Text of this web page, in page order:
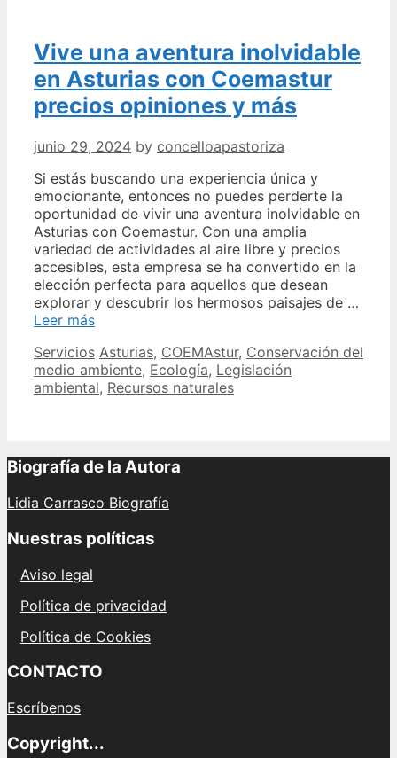
Vive una aventura inolvidable
en Asturias con Coemastur
precios opiniones y más
junio 29, 2024 by concelloapastoriza
Si estás buscando una experiencia única y
emocionante, entonces no puedes perderte la
oportunidad de vivir una aventura inolvidable en
Asturias con Coemastur. Con una amplia
variedad de actividades al aire libre y precios
accesibles, esta empresa se ha convertido en la
elección perfecta para aquellos que desean
explorar y descubrir los hermosos paisajes de …
Leer másVive
aventura
inolvidable
en
precios
opiniones
y
más
Categories
Servicios Tags
Asturias, COEMAstur, Conservación del
medio ambiente, Ecología, Legislación
ambiental, Recursos naturales
Biografía de la Autora
Lidia Carrasco Biografía
Nuestras políticas
Aviso legal
Política de privacidad
Política de Cookies
CONTACTO
Escríbenos
Copyright...